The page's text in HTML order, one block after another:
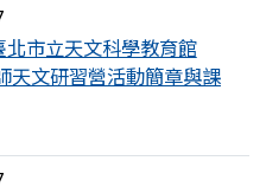
北市立天文科學教育館
天文研習營活動簡章與課